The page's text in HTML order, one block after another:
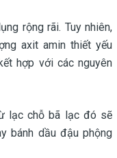
rộng rãi. Tuy nhiên,
axit amin thiết yếu
hợp với các nguyên
lạc chỗ bã lạc đó sẽ
bánh dầu đậu phộng